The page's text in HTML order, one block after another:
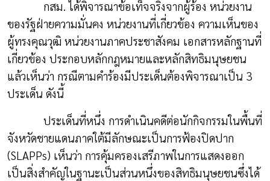
กสม. ได้พิจารณาข้อเท็จจริงจากผู้ร้อง หน่วยงาน
ของรัฐฝ่ายความมั่นคง หน่วยงานที่เกี่ยวข้อง ความเห็นของ
ผู้ทรงคุณวุฒิ หน่วยงานภาคประชาสังคม เอกสารหลักฐานที่
เกี่ยวข้อง ประกอบหลักกฎหมายและหลักสิทธิมนุษยชน
แล้วเห็นว่า กรณีตามคำร้องมีประเด็นต้องพิจารณาเป็น 3
ประเด็น ดังนี้
ประเด็นที่หนึ่ง การดำเนินคดีต่อนักกิจกรรมในพื้นที่
จังหวัดชายแดนภาคใต้มีลักษณะเป็นการฟ้องปิดปาก
(SLAPPs) เห็นว่า การคุ้มครองเสรีภาพในการแสดงออก
เป็นสิ่งสำคัญในฐานะเป็นส่วนหนึ่งของสิทธิมนุษยชนซึ่งได้